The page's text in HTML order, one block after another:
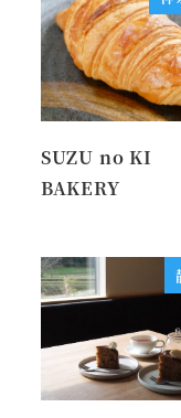
SUZU no KI
BAKERY